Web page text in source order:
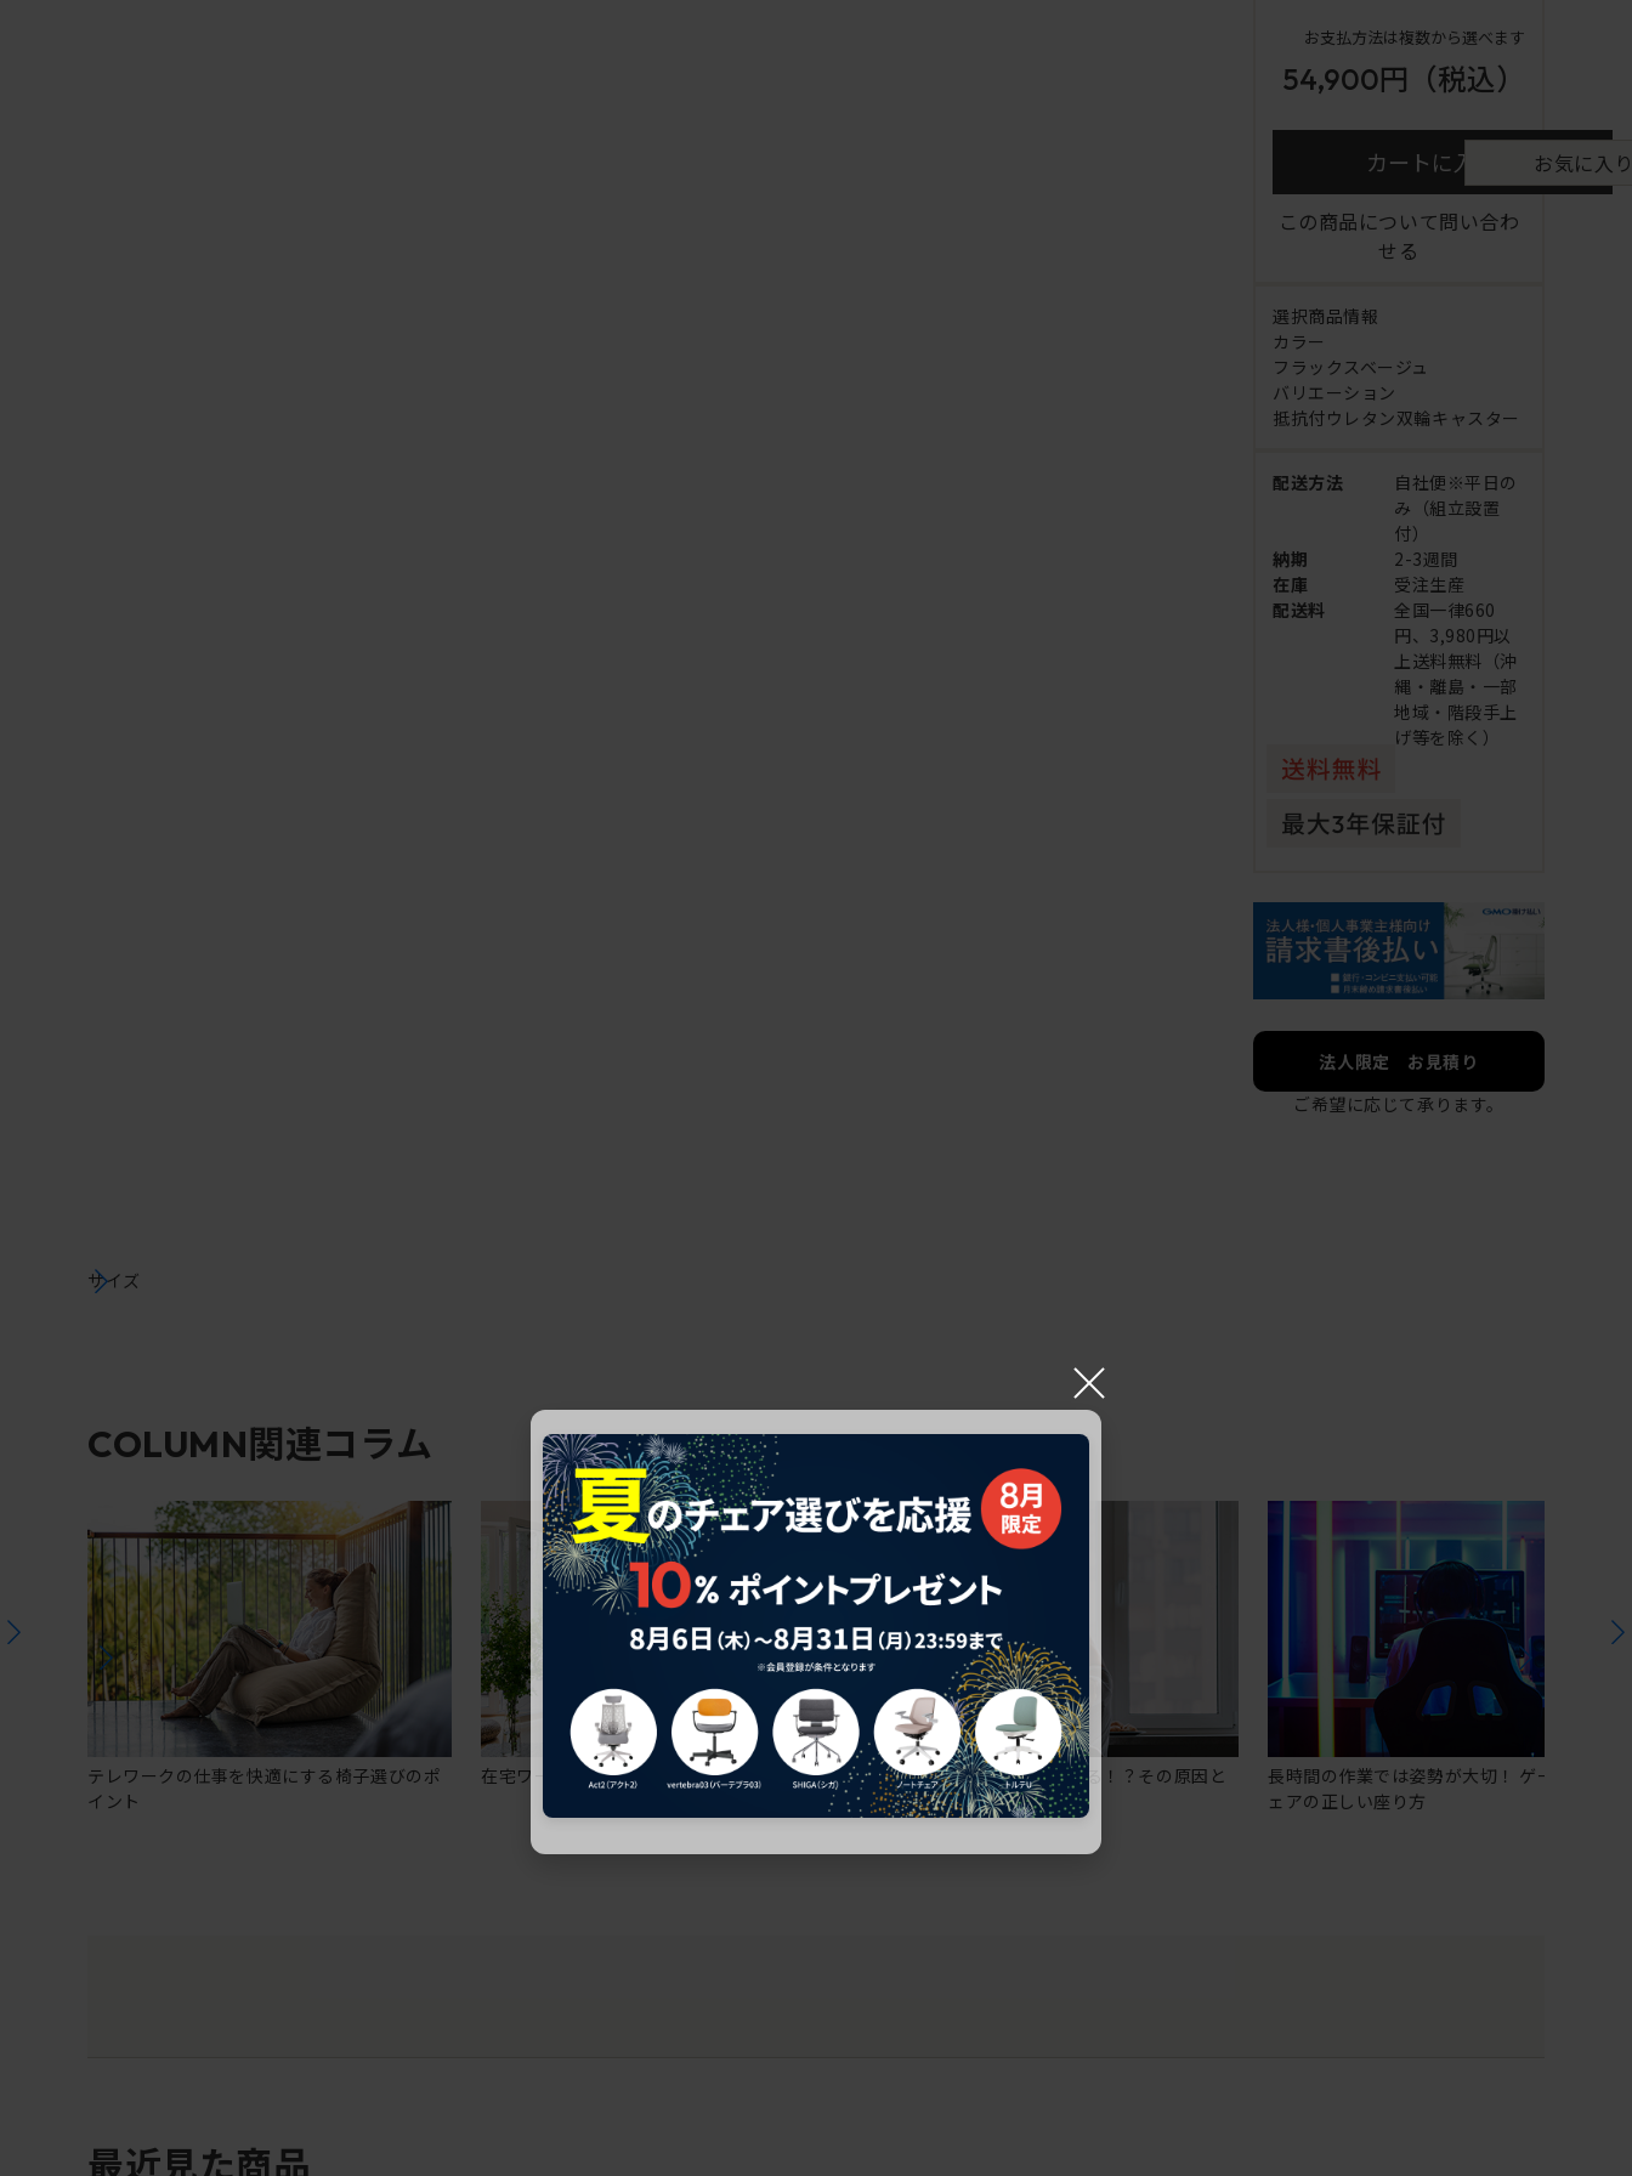
お支払方法は複数から選べます
54,900円 （税込）
カートに入れる お気に入
この商品について問い合わ
せる
選択商品情報
カラー
フラックスベージュ
バリエーション
抵抗付ウレタン双輪キャスター
配送方法
自社便※平日の
み（組立設置
付）
納期
2-3週間
在庫
受注生産
配送料
全国一律660
円、3,980円以
上送料無料（沖
縄・離島・一部
地域・階段手上
げ等を除く）
法人限定 お見積り
ご希望に応じて承ります。
サイズ
COLUMN関連コラム
テレワークの仕事を快適にする椅子選びのポ
イント
在宅ワークにおすすめのオフィスチェア5選
椅子に座っているのに疲れる！？その原因と
疲れにくいチェアの選び方
長時間の作業では姿勢が大切！ ゲーミングチ
ェアの正しい座り方
最近見た商品
×